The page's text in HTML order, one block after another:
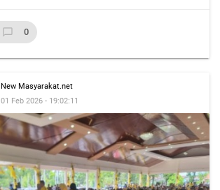
chat_bubble_outline 0
New Masyarakat.net
01 Feb 2026 - 19:02:11